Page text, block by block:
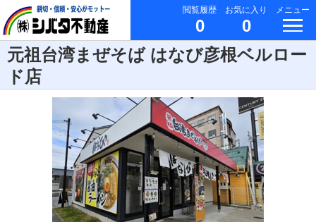
閲覧履歴
0
お気に入り
0
メニュー
元祖台湾まぜそば はなび彦根ベルロー
ド店